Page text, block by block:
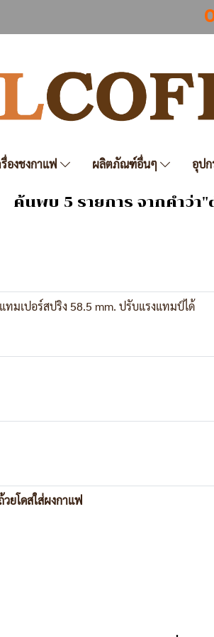
รื่องชงกาแฟ ผลิตภัณฑ์อื่นๆ อุป
ค้นพบ 5 รายการ จากคำว่า
ทมเปอร์สปริง 58.5 mm. ปรับแรงแทมป์ได้
ยโดสใส่ผงกาแฟ